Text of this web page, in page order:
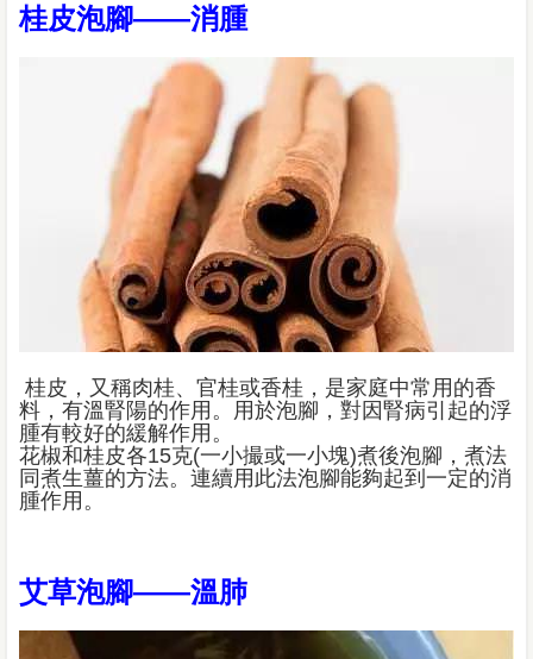
桂皮泡腳——消腫
桂皮，又稱肉桂、官桂或香桂，是家庭中常用的香
料，有溫腎陽的作用。用於泡腳，對因腎病引起的浮
腫有較好的緩解作用。
花椒和桂皮各15克(一小撮或一小塊)煮後泡腳，煮法
同煮生薑的方法。連續用此法泡腳能夠起到一定的消
腫作用。
艾草泡腳——溫肺